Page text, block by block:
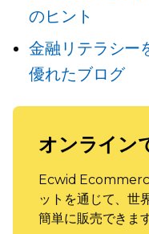
のヒント
金融リテラシー
優れたブログ
オンライン
Ecwid
ットを通じて、世
簡単に販売できます